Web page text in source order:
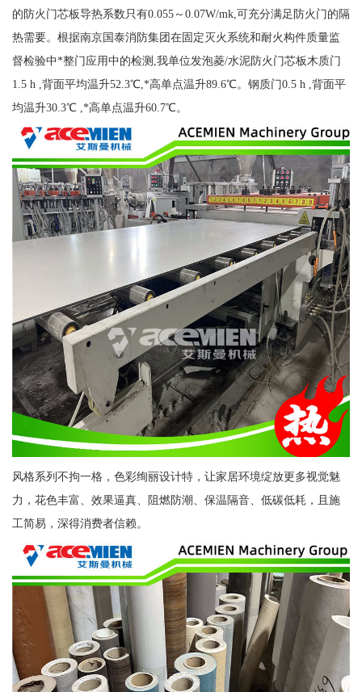
的防火门芯板导热系数只有0.055～0.07W/mk,可充分满足防火门的隔
热需要。根据南京国泰消防集团在固定灭火系统和耐火构件质量监
督检验中*整门应用中的检测,我单位发泡菱/水泥防火门芯板木质门
1.5 h ,背面平均温升52.3℃,*高单点温升89.6℃。钢质门0.5 h ,背面平
均温升30.3℃ ,*高单点温升60.7℃。
风格系列不拘一格，色彩绚丽设计特，让家居环境绽放更多视觉魅
力，花色丰富、效果逼真、阻燃防潮、保温隔音、低碳低耗，且施
工简易，深得消费者信赖。